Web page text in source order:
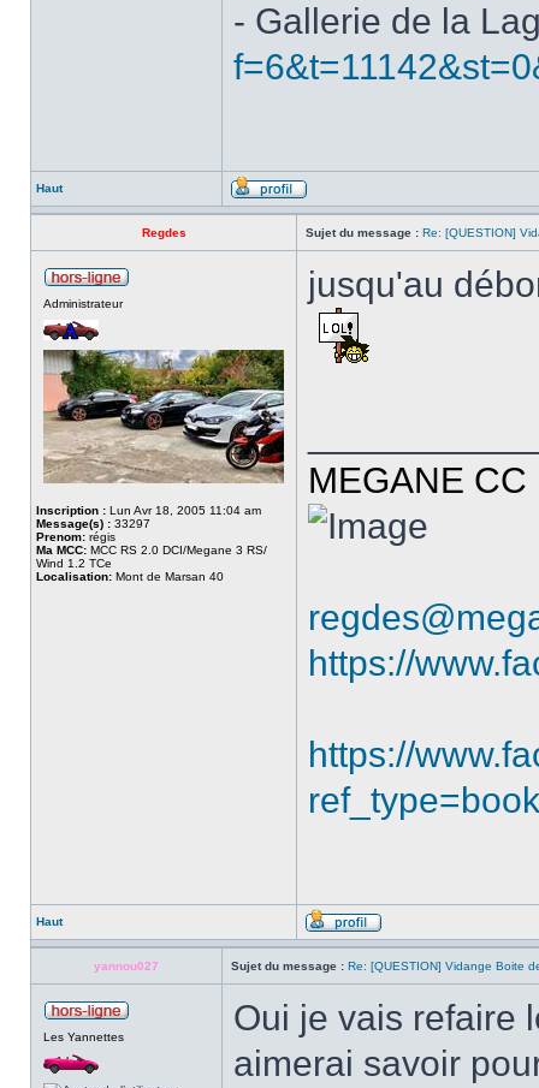
- Gallerie de la
Haut
Regdes Sujet du message : Re: [QUESTION]
Administrateur
Inscription : Lun Avr 18, 2005 11:04 am
Message(s) : 33297
Prenom: régis
Ma MCC: MCC RS 2.0 DCI/Megane 3 RS/
Wind 1.2 TCe
Localisation: Mont de Marsan 40
jusqu'au
MEGANE
https://
https://
Haut
yannou027 Sujet du message : Re: [QUESTION] Vidange Boite
Les Yannettes
Oui je vais refaire
aimerai savoir